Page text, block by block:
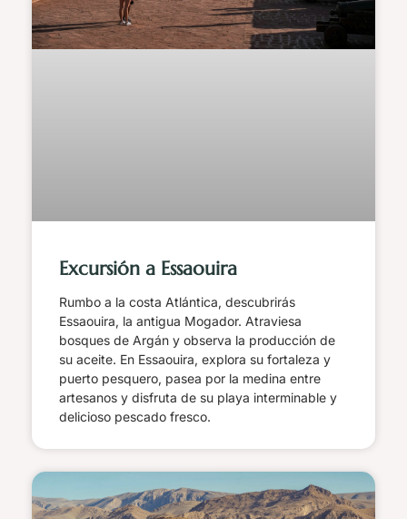
Excursión a Essaouira
Rumbo a la costa Atlántica, descubrirás
Essaouira, la antigua Mogador. Atraviesa
bosques de Argán y observa la producción de
su aceite. En Essaouira, explora su fortaleza y
puerto pesquero, pasea por la medina entre
artesanos y disfruta de su playa interminable y
delicioso pescado fresco.